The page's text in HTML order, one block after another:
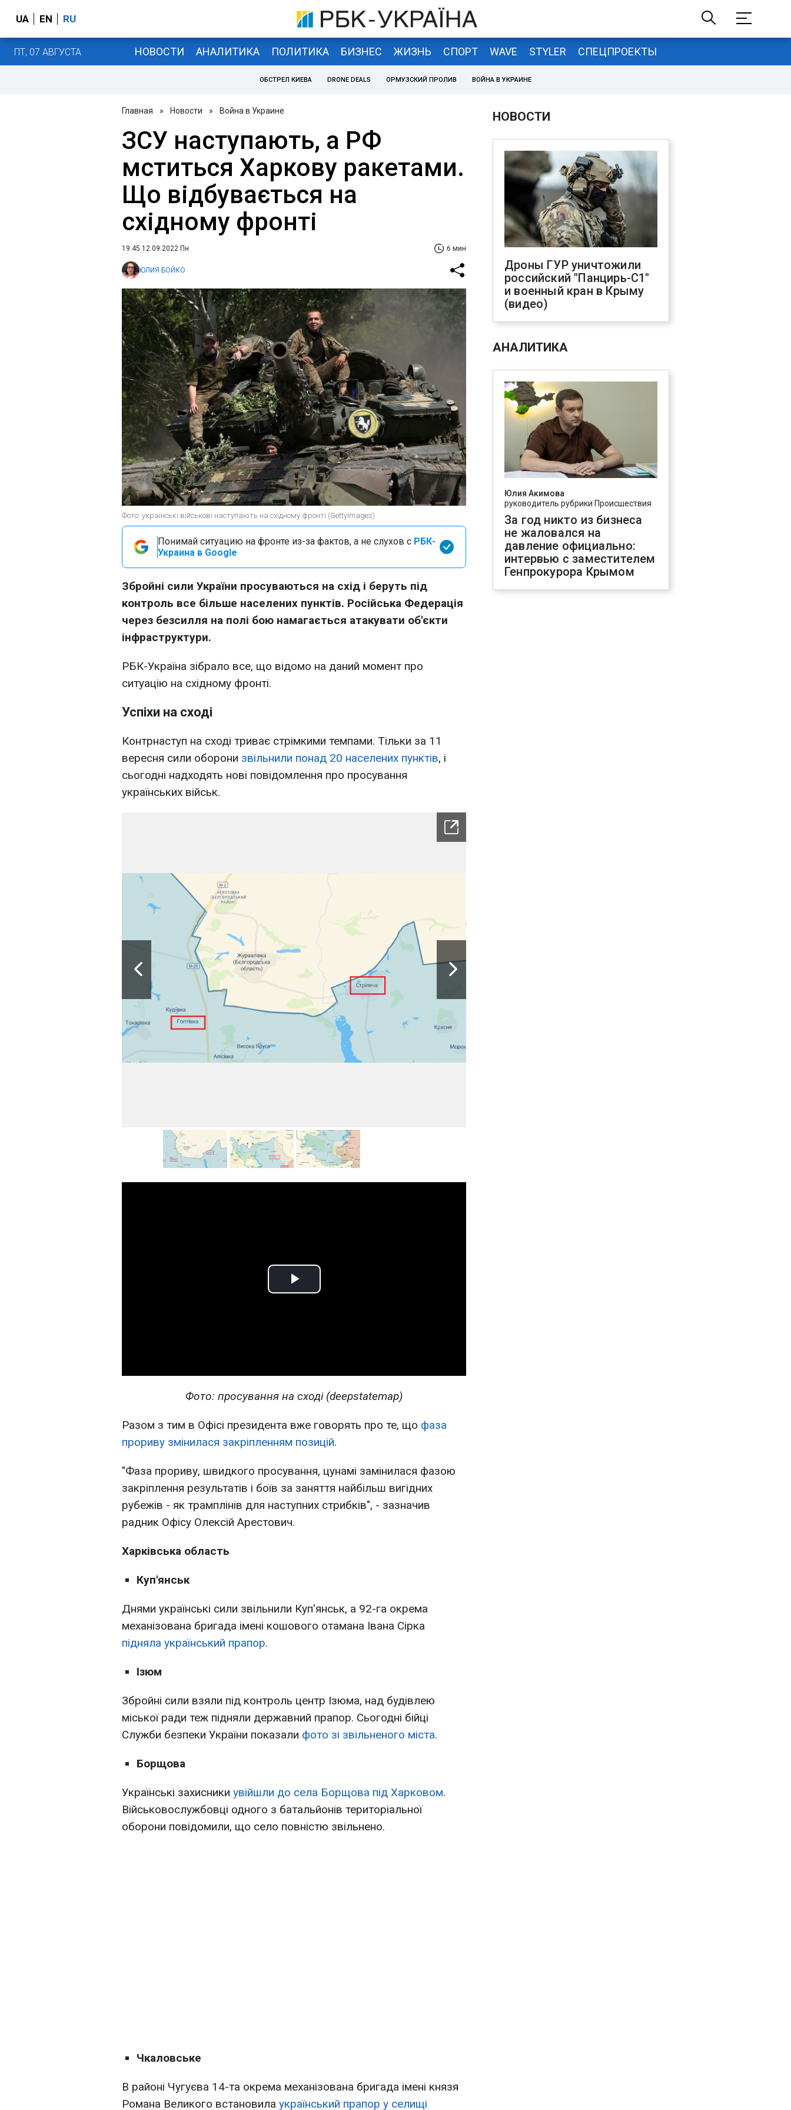
UA EN RU
ПТ, 07 АВГУСТА НОВОСТИ АНАЛИТИКА ПОЛИТИКА БИЗНЕС ЖИЗНЬ СПОРТ WAVE STYLER СПЕЦПРОЕКТЫ
ОБСТРЕЛ КИЕВА DRONE DEALS ОРМУЗСКИЙ ПРОЛИВ ВОЙНА В УКРАИНЕ
Главная » Новости » Война в Украине
ЗСУ наступають, а РФ
мститься Харкову ракетами.
Що відбувається на
східному фронті
19:45 12.09.2022 Пн 6 мин
ЮЛИЯ БОЙКО
Фото: українські військові наступають на східному фронті (GettyImages)
Понимай ситуацию на фронте из-за фактов, а не слухов с РБК-
Украина в Google
Збройні сили України просуваються на схід і беруть під
контроль все більше населених пунктів. Російська Федерація
через безсилля на полі бою намагається атакувати об'єкти
інфраструктури.
РБК-Україна зібрало все, що відомо на даний момент про
ситуацію на східному фронті.
Успіхи на сході
Контрнаступ на сході триває стрімкими темпами. Тільки за 11
вересня сили оборони звільнили понад 20 населених пунктів, і
сьогодні надходять нові повідомлення про просування
українських військ.
Play
Фото: просування на сході (deepstatemap)
Разом з тим в Офісі президента вже говорять про те, що фаза
прориву змінилася закріпленням позицій.
"Фаза прориву, швидкого просування, цунамі замінилася фазою
закріплення результатів і боїв за заняття найбільш вигідних
рубежів - як трамплінів для наступних стрибків", - зазначив
радник Офісу Олексій Арестович.
Харківська область
Куп'янськ
Днями українські сили звільнили Куп'янськ, а 92-га окрема
механізована бригада імені кошового отамана Івана Сірка
підняла український прапор.
Ізюм
Збройні сили взяли під контроль центр Ізюма, над будівлею
міської ради теж підняли державний прапор. Сьогодні бійці
Служби безпеки України показали фото зі звільненого міста.
Борщова
Українські захисники увійшли до села Борщова під Харковом.
Військовослужбовці одного з батальйонів територіальної
оборони повідомили, що село повністю звільнено.
Чкаловське
В районі Чугуєва 14-та окрема механізована бригада імені князя
Романа Великого встановила український прапор у селищі
НОВОСТИ
Дроны ГУР уничтожили
российский "Панцирь-С1"
и военный кран в Крыму
(видео)
АНАЛИТИКА
Юлия Акимова
руководитель рубрики Происшествия
За год никто из бизнеса
не жаловался на
давление официально:
интервью с заместителем
Генпрокурора Крымом